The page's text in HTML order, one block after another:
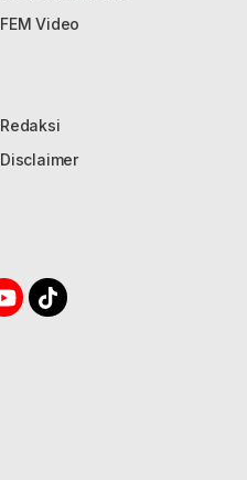
FEM Video
Redaksi
Disclaimer